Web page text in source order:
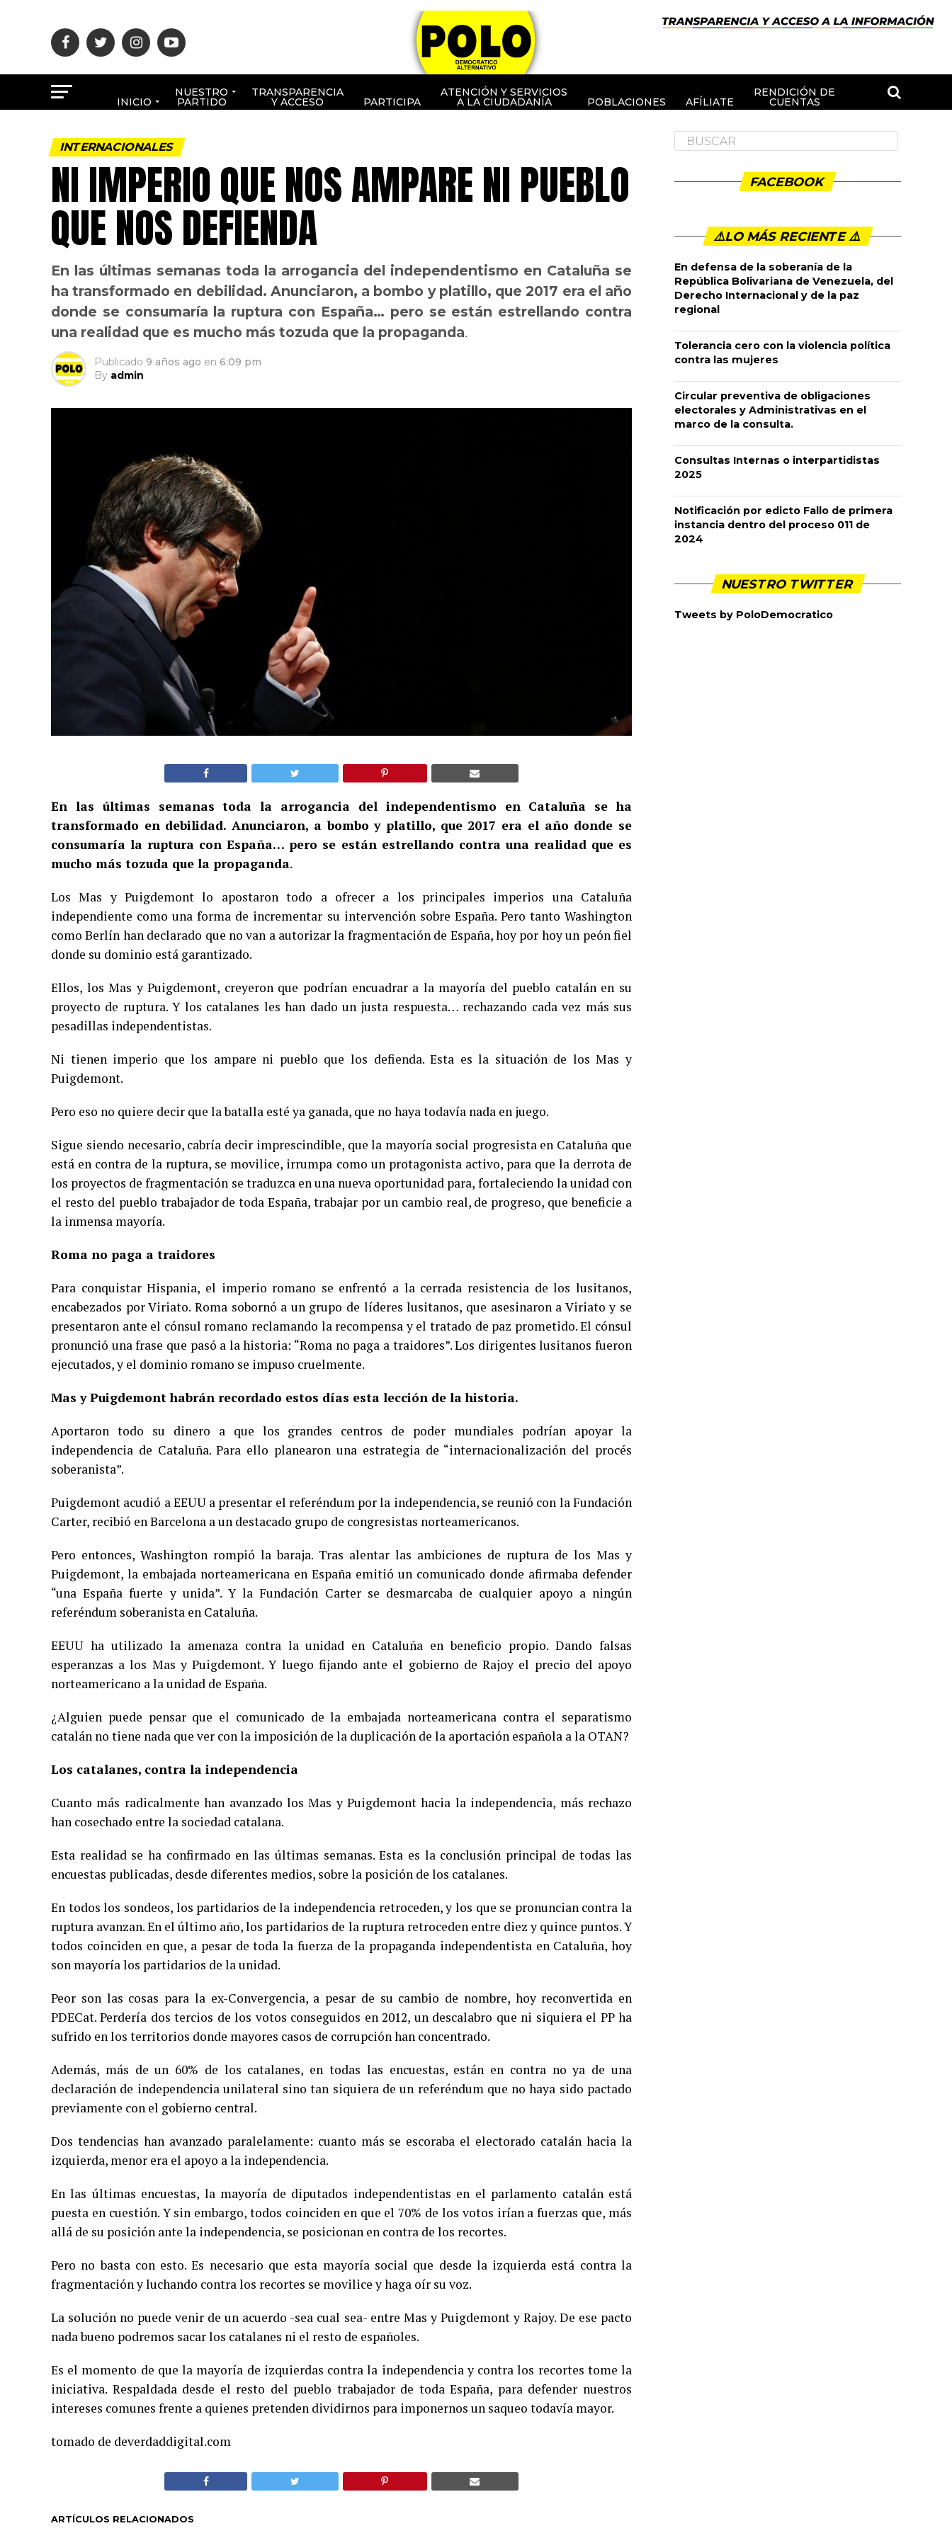
INICIO
NUESTRO
PARTIDO
TRANSPARENCIA
Y ACCESO PARTICIPA
ATENCIÓN Y SERVICIOS
A LA CIUDADANÍA POBLACIONES AFÍLIATE
RENDICIÓN DE
CUENTAS
INTERNACIONALES
NI IMPERIO QUE NOS AMPARE NI PUEBLO
QUE NOS DEFIENDA
En las últimas semanas toda la arrogancia del independentismo en Cataluña se
ha transformado en debilidad. Anunciaron, a bombo y platillo, que 2017 era el año
donde se consumaría la ruptura con España… pero se están estrellando contra
una realidad que es mucho más tozuda que la propaganda.
Publicado 9 años ago en 6:09 pm
By admin
En las últimas semanas toda la arrogancia del independentismo en Cataluña se ha
transformado en debilidad. Anunciaron, a bombo y platillo, que 2017 era el año donde se
consumaría la ruptura con España… pero se están estrellando contra una realidad que es
mucho más tozuda que la propaganda.
Los Mas y Puigdemont lo apostaron todo a ofrecer a los principales imperios una Cataluña
independiente como una forma de incrementar su intervención sobre España. Pero tanto Washington
como Berlín han declarado que no van a autorizar la fragmentación de España, hoy por hoy un peón fiel
donde su dominio está garantizado.
Ellos, los Mas y Puigdemont, creyeron que podrían encuadrar a la mayoría del pueblo catalán en su
proyecto de ruptura. Y los catalanes les han dado un justa respuesta… rechazando cada vez más sus
pesadillas independentistas.
Ni tienen imperio que los ampare ni pueblo que los defienda. Esta es la situación de los Mas y
Puigdemont.
Pero eso no quiere decir que la batalla esté ya ganada, que no haya todavía nada en juego.
Sigue siendo necesario, cabría decir imprescindible, que la mayoría social progresista en Cataluña que
está en contra de la ruptura, se movilice, irrumpa como un protagonista activo, para que la derrota de
los proyectos de fragmentación se traduzca en una nueva oportunidad para, fortaleciendo la unidad con
el resto del pueblo trabajador de toda España, trabajar por un cambio real, de progreso, que beneficie a
la inmensa mayoría.
Roma no paga a traidores
Para conquistar Hispania, el imperio romano se enfrentó a la cerrada resistencia de los lusitanos,
encabezados por Viriato. Roma sobornó a un grupo de líderes lusitanos, que asesinaron a Viriato y se
presentaron ante el cónsul romano reclamando la recompensa y el tratado de paz prometido. El cónsul
pronunció una frase que pasó a la historia: “Roma no paga a traidores”. Los dirigentes lusitanos fueron
ejecutados, y el dominio romano se impuso cruelmente.
Mas y Puigdemont habrán recordado estos días esta lección de la historia.
Aportaron todo su dinero a que los grandes centros de poder mundiales podrían apoyar la
independencia de Cataluña. Para ello planearon una estrategia de “internacionalización del procés
soberanista”.
Puigdemont acudió a EEUU a presentar el referéndum por la independencia, se reunió con la Fundación
Carter, recibió en Barcelona a un destacado grupo de congresistas norteamericanos.
Pero entonces, Washington rompió la baraja. Tras alentar las ambiciones de ruptura de los Mas y
Puigdemont, la embajada norteamericana en España emitió un comunicado donde afirmaba defender
“una España fuerte y unida”. Y la Fundación Carter se desmarcaba de cualquier apoyo a ningún
referéndum soberanista en Cataluña.
EEUU ha utilizado la amenaza contra la unidad en Cataluña en beneficio propio. Dando falsas
esperanzas a los Mas y Puigdemont. Y luego fijando ante el gobierno de Rajoy el precio del apoyo
norteamericano a la unidad de España.
¿Alguien puede pensar que el comunicado de la embajada norteamericana contra el separatismo
catalán no tiene nada que ver con la imposición de la duplicación de la aportación española a la OTAN?
Los catalanes, contra la independencia
Cuanto más radicalmente han avanzado los Mas y Puigdemont hacia la independencia, más rechazo
han cosechado entre la sociedad catalana.
Esta realidad se ha confirmado en las últimas semanas. Esta es la conclusión principal de todas las
encuestas publicadas, desde diferentes medios, sobre la posición de los catalanes.
En todos los sondeos, los partidarios de la independencia retroceden, y los que se pronuncian contra la
ruptura avanzan. En el último año, los partidarios de la ruptura retroceden entre diez y quince puntos. Y
todos coinciden en que, a pesar de toda la fuerza de la propaganda independentista en Cataluña, hoy
son mayoría los partidarios de la unidad.
Peor son las cosas para la ex-Convergencia, a pesar de su cambio de nombre, hoy reconvertida en
PDECat. Perdería dos tercios de los votos conseguidos en 2012, un descalabro que ni siquiera el PP ha
sufrido en los territorios donde mayores casos de corrupción han concentrado.
Además, más de un 60% de los catalanes, en todas las encuestas, están en contra no ya de una
declaración de independencia unilateral sino tan siquiera de un referéndum que no haya sido pactado
previamente con el gobierno central.
Dos tendencias han avanzado paralelamente: cuanto más se escoraba el electorado catalán hacia la
izquierda, menor era el apoyo a la independencia.
En las últimas encuestas, la mayoría de diputados independentistas en el parlamento catalán está
puesta en cuestión. Y sin embargo, todos coinciden en que el 70% de los votos irían a fuerzas que, más
allá de su posición ante la independencia, se posicionan en contra de los recortes.
Pero no basta con esto. Es necesario que esta mayoría social que desde la izquierda está contra la
fragmentación y luchando contra los recortes se movilice y haga oír su voz.
La solución no puede venir de un acuerdo -sea cual sea- entre Mas y Puigdemont y Rajoy. De ese pacto
nada bueno podremos sacar los catalanes ni el resto de españoles.
Es el momento de que la mayoría de izquierdas contra la independencia y contra los recortes tome la
iniciativa. Respaldada desde el resto del pueblo trabajador de toda España, para defender nuestros
intereses comunes frente a quienes pretenden dividirnos para imponernos un saqueo todavía mayor.
tomado de deverdaddigital.com
ARTÍCULOS RELACIONADOS
FACEBOOK
⚠️LO MÁS RECIENTE ⚠️️
En defensa de la soberanía de la
República Bolivariana de Venezuela, del
Derecho Internacional y de la paz
regional
Tolerancia cero con la violencia política
contra las mujeres
Circular preventiva de obligaciones
electorales y Administrativas en el
marco de la consulta.
Consultas Internas o interpartidistas
2025
Notificación por edicto Fallo de primera
instancia dentro del proceso 011 de
2024
NUESTRO TWITTER
Tweets by PoloDemocratico